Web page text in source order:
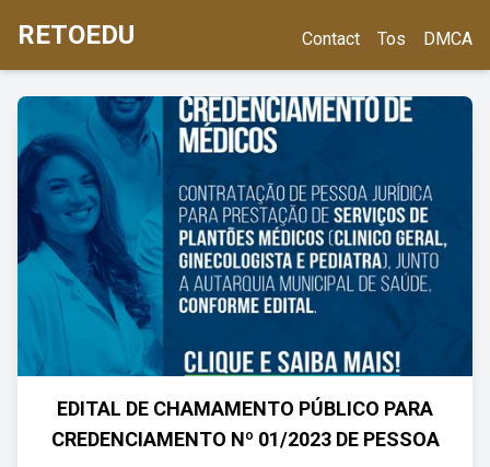
RETOEDU Contact Tos DMCA
EDITAL DE CHAMAMENTO PÚBLICO PARA
CREDENCIAMENTO Nº 01/2023 DE PESSOA